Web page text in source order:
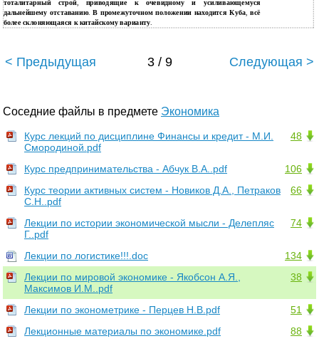
тоталитарный строй, приводящие к очевидному и усиливающемуся
дальнейшему отставанию.В промежуточном положении находится Куба,всё
более склоняющаяся к китайскому варианту.
< Предыдущая 3 / 9 Следующая >
Соседние файлы в предмете Экономика
48
Курс лекций по дисциплине Финансы и кредит - М.И.
Смородиной.pdf
106
Курс предпринимательства - Абчук В.А..pdf
66
Курс теории активных систем - Новиков Д.А., Петраков
С.Н..pdf
74
Лекции по истории экономической мысли - Делепляс
Г..pdf
134
Лекции по логистике!!!.doc
38
Лекции по мировой экономике - Якобсон А.Я.,
Максимов И.М..pdf
51
Лекции по эконометрике - Перцев Н.В.pdf
88
Лекционные материалы по экономике.pdf